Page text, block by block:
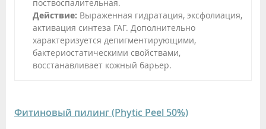
поствоспалительная.
Действие: Выраженная гидратация, эксфолиация,
активация синтеза ГАГ. Дополнительно
характеризуется депигментирующими,
бактериостатическими свойствами,
восстанавливает кожный барьер.
Фитиновый пилинг (Phytic Peel 50%)